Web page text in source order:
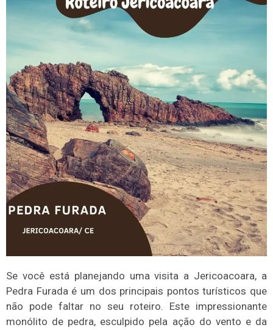
Se você está planejando uma visita a Jericoacoara, a
Pedra Furada é um dos principais pontos turísticos que
não pode faltar no seu roteiro. Este impressionante
monólito de pedra, esculpido pela ação do vento e da